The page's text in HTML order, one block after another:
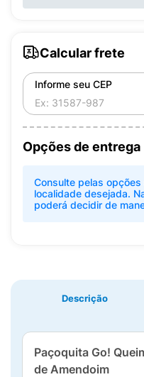
Calcular frete
Informe seu CEP
Opções de entrega
Consulte pelas
localidade desejada.
poderá decidir de
Descrição
Paçoquita Go!
de Amendoim